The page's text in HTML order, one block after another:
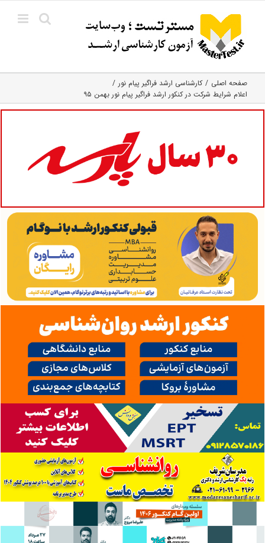
content
صفحه اصلی
کارشناسی ارشد فراگیر پیام نور
اعلام شرایط شرکت در کنکور ارشد فراگیر پیام نور بهمن ۹۵